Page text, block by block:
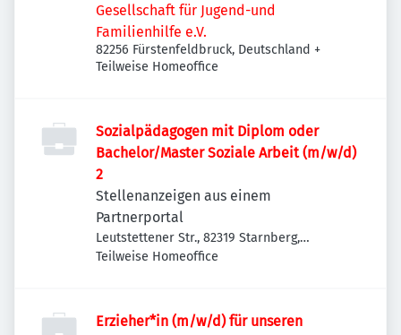
Familienhilfe
Gesellschaft für Jugend-und
Familienhilfe e.V.
82256 Fürstenfeldbruck, Deutschland +
Teilweise Homeoffice
Sozialpädagogen mit Diplom oder
Bachelor/Master Soziale Arbeit (m/w/d)
2
Stellenanzeigen aus einem
Partnerportal
Leutstettener Str., 82319 Starnberg,
Deutschland
Teilweise Homeoffice
Erzieher*in (m/w/d) für unseren